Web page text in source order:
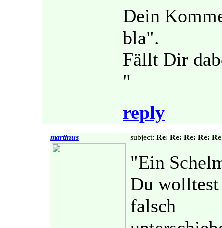
Dein
bla".
Fällt Dir
"
reply
martinus subject: Re: Re: Re: Re:
"Ein
Du
falsch